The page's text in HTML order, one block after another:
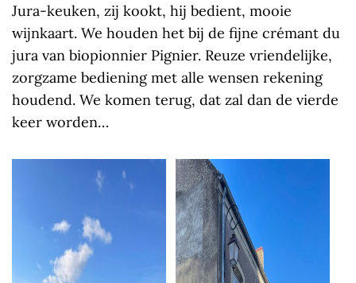
Jura-keuken, zij kookt, hij bedient, mooie
wijnkaart. We houden het bij de fijne crémant du
jura van biopionnier Pignier. Reuze vriendelijke,
zorgzame bediening met alle wensen rekening
houdend. We komen terug, dat zal dan de vierde
keer worden…